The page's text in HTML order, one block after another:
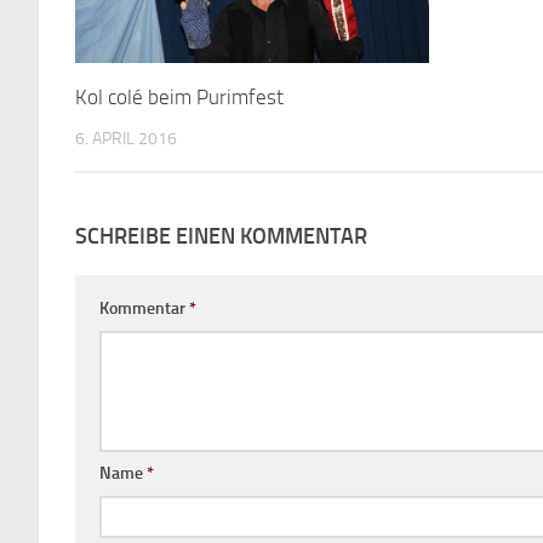
Kol colé beim Purimfest
6. APRIL 2016
SCHREIBE EINEN KOMMENTAR
Kommentar*
Name*